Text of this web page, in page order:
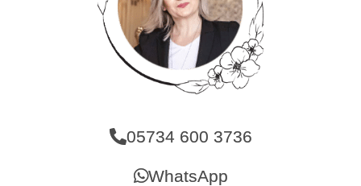
05734 600 3736
WhatsApp